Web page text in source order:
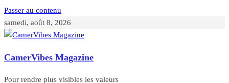
Passer au contenu
samedi, août 8, 2026
CamerVibes Magazine
Pour rendre plus visibles les valeurs